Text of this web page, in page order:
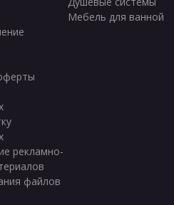
рекламно-
файлов
Мебель для ванной